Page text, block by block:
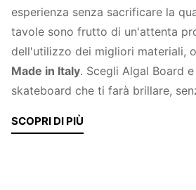
esperienza senza sacrificare la
tavole sono frutto di un'attenta
dell'utilizzo dei migliori materiali,
Made in Italy. Scegli Algal Board
skateboard che ti farà brillare,
SCOPRI DI PIÙ